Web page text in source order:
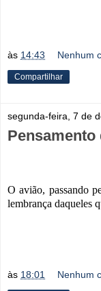
às 14:43 Nenhum
Compartilhar
segunda-feira, 7 de
Pensamento
O avião, passando
lembrança daqueles
às 18:01 Nenhum